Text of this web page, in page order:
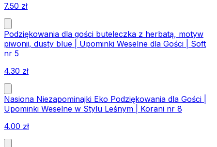
7.50 zł
Podziękowania dla gości buteleczka z herbatą, motyw
piwonii, dusty blue | Upominki Weselne dla Gości | Soft
nr 5
4.30 zł
Nasiona Niezapominajki Eko Podziękowania dla Gości |
Upominki Weselne w Stylu Leśnym | Korani nr 8
4.00 zł